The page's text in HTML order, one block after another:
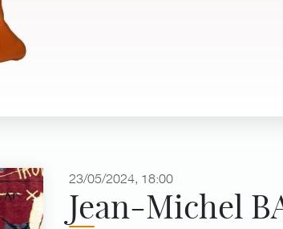
23/05/2024, 18:00
Jean-Michel